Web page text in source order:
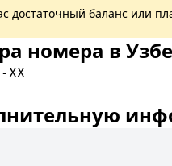
достаточный баланс или
номера в
XX